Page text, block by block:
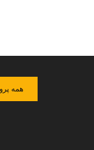
همه